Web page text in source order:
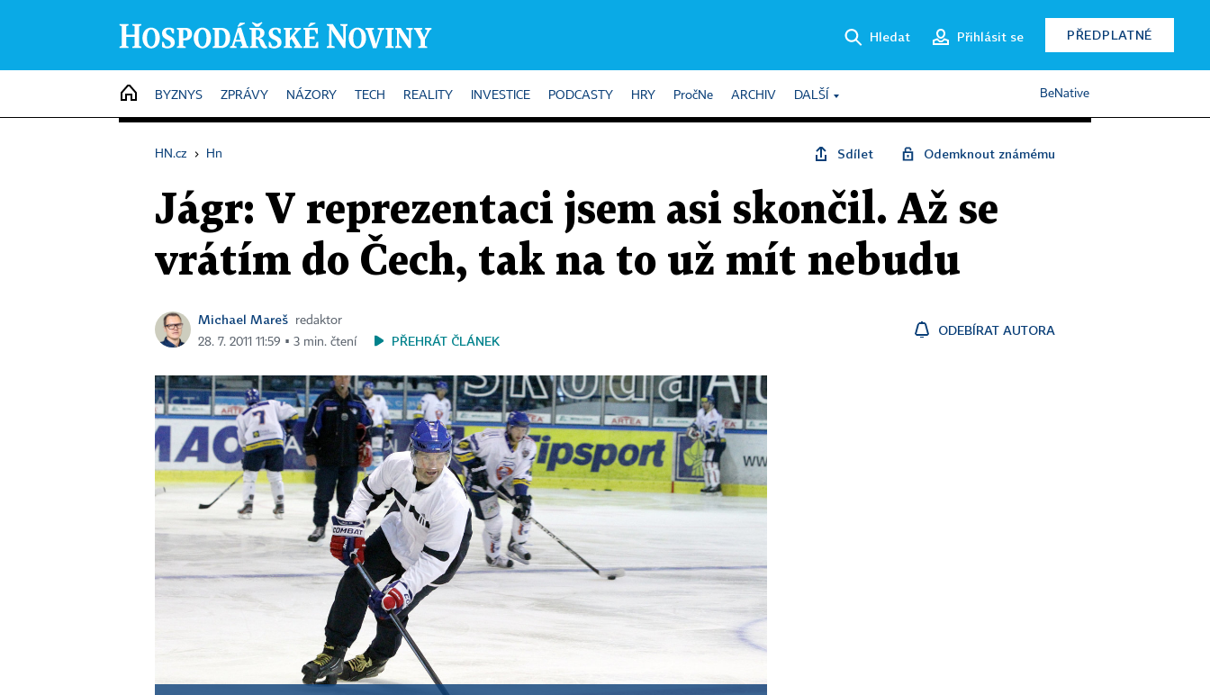
Hledat Přihlásit se PŘEDPLATNÉ
HOME
BYZNYS ZPRÁVY NÁZORY TECH REALITY INVESTICE PODCASTY HRY PročNe ARCHIV DALŠÍ BeNative
HN.cz › Hn Sdílet Odemknout známému
Jágr: V reprezentaci jsem asi skončil. Až se
vrátím do Čech, tak na to už mít nebudu
Michael Mareš
redaktor
28. 7. 2011 11:59 ▪ 3 min. čtení
PŘEHRÁT ČLÁNEK
ODEBÍRAT AUTORA